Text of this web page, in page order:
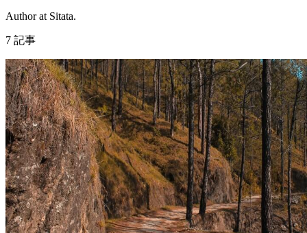
Author at Sitata.
7 記事